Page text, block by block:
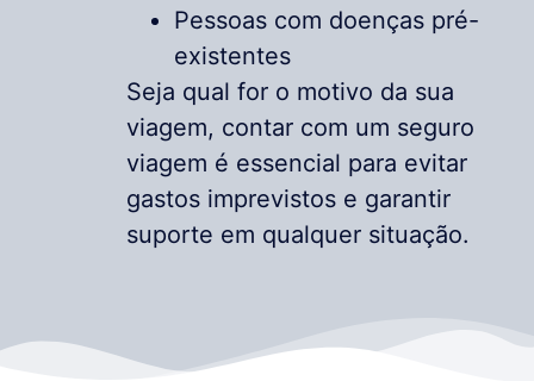
Pessoas com doenças pré-
existentes
Seja qual for o motivo da sua
viagem, contar com um seguro
viagem é essencial para evitar
gastos imprevistos e garantir
suporte em qualquer situação.